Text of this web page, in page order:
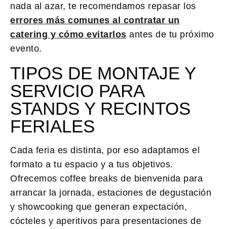
nada al azar, te recomendamos repasar los
errores más comunes al contratar un
catering y cómo evitarlos antes de tu próximo
evento.
TIPOS DE MONTAJE Y
SERVICIO PARA
STANDS Y RECINTOS
FERIALES
Cada feria es distinta, por eso adaptamos el
formato a tu espacio y a tus objetivos.
Ofrecemos coffee breaks de bienvenida para
arrancar la jornada, estaciones de degustación
y showcooking que generan expectación,
cócteles y aperitivos para presentaciones de